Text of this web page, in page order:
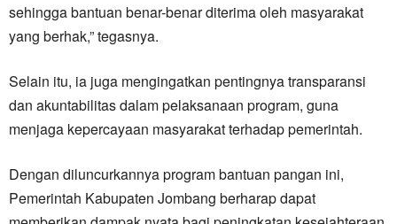
sehingga bantuan benar-benar diterima oleh masyarakat
yang berhak,” tegasnya.
Selain itu, ia juga mengingatkan pentingnya transparansi
dan akuntabilitas dalam pelaksanaan program, guna
menjaga kepercayaan masyarakat terhadap pemerintah.
Dengan diluncurkannya program bantuan pangan ini,
Pemerintah Kabupaten Jombang berharap dapat